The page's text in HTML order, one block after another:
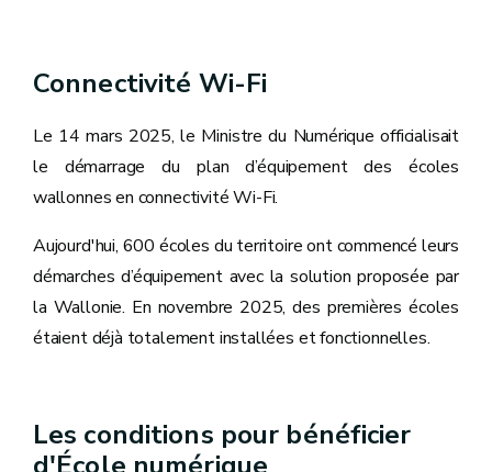
Connectivité Wi-Fi
Le 14 mars 2025, le Ministre du Numérique officialisait
le démarrage du plan d’équipement des écoles
wallonnes en connectivité Wi-Fi.
Aujourd'hui, 600 écoles du territoire ont commencé leurs
démarches d’équipement avec la solution proposée par
la Wallonie. En novembre 2025, des premières écoles
étaient déjà totalement installées et fonctionnelles.
Les conditions pour bénéficier